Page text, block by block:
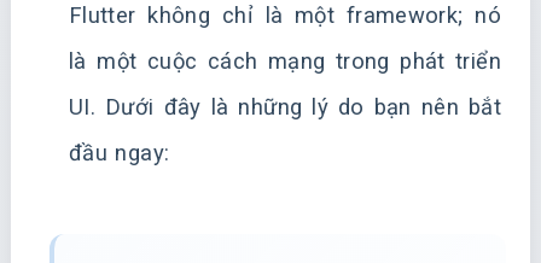
Flutter không chỉ là một framework; nó
là một cuộc cách mạng trong phát triển
UI. Dưới đây là những lý do bạn nên bắt
đầu ngay: